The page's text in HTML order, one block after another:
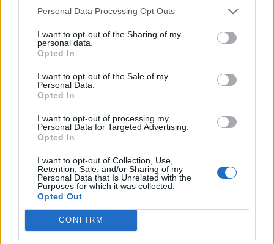
Personal Data Processing Opt Outs
I want to opt-out of the Sharing of my
personal data.
Opted In
I want to opt-out of the Sale of my
Personal Data.
Opted In
I want to opt-out of processing my
Personal Data for Targeted Advertising.
Opted In
I want to opt-out of Collection, Use,
Retention, Sale, and/or Sharing of my
Personal Data that Is Unrelated with the
Purposes for which it was collected.
Opted Out
CONFIRM
SpaceX: Άλμα 92% στα έσοδα του α' τριμήνου στα
05/08/2026 - 08:44 ΤΕΧΝΟΛΟΓΙΑ
εκατ. ευρώ το τίμημα για το 60% του Jackaroo
05/08/2026 - 12:50
Παπουτσάνης: Καθαρά κέρδη 3,4 εκατ. ευρώ στο
α΄ εξάμηνο – Στα 40,7 εκατ. ευρώ ο τζίρος
Cenergy Holdings: Άνοδος 45% στα καθαρά κέρδη
του α΄ εξαμήνου, στα 138 εκατ. ευρώ
05/08/2026 - 08:19